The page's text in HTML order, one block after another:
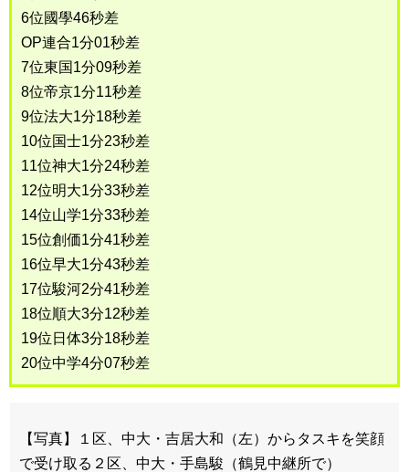
6位國學46秒差
OP連合1分01秒差
7位東国1分09秒差
8位帝京1分11秒差
9位法大1分18秒差
10位国士1分23秒差
11位神大1分24秒差
12位明大1分33秒差
14位山学1分33秒差
15位創価1分41秒差
16位早大1分43秒差
17位駿河2分41秒差
18位順大3分12秒差
19位日体3分18秒差
20位中学4分07秒差
【写真】１区、中大・吉居大和（左）からタスキを笑顔
で受け取る２区、中大・手島駿（鶴見中継所で）